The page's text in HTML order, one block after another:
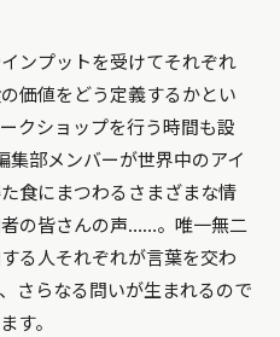
ンプットを受けてそれぞれ
価値をどう定義するかとい
クショップを行う時間も設
集部メンバーが世界中のアイ
食にまつわるさまざまな情
の皆さんの声……。唯一無二
る人それぞれが言葉を交わ
さらなる問いが生まれるので
す。